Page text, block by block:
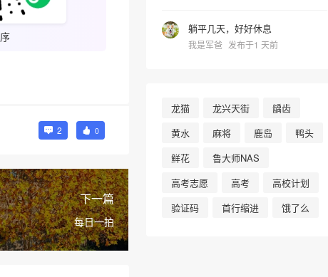
2 0
下一篇
每日一拍
躺平几天，好好休息
我是军爸 发布于1 天前
龙猫 龙兴天街
龋齿
黄水
麻将 鹿岛
鸭头
鲜花
鲁大师NAS
高考志愿
高考
高校计划
验证码
首行缩进 饿了么